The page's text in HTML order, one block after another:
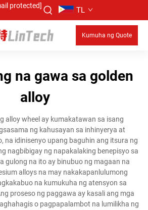
protected] TL
Kumuha ng Quote
na gawa sa golden
alloy
alloy wheel ay kumakatawan sa isang
ng kahusayan sa inhinyerya at
na idinisenyo upang baguhin ang itsura ng
nagbibigay ng napakalaking benepisyo sa
gulong na ito ay binubuo ng magaan na
alloys na may nakakapanlulumong
na kumukuha ng atensyon sa
proseso ng paggawa ay kasali ang mga
o pagpapalambot na lumilikha ng